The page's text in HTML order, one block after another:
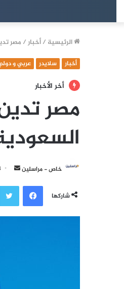
الرئيسية /أخبار/ مصر
أخبار سلايدر عربي و
أخر الأخبار
مصر
خاص - مراسلين
أرسل 8
شاركها